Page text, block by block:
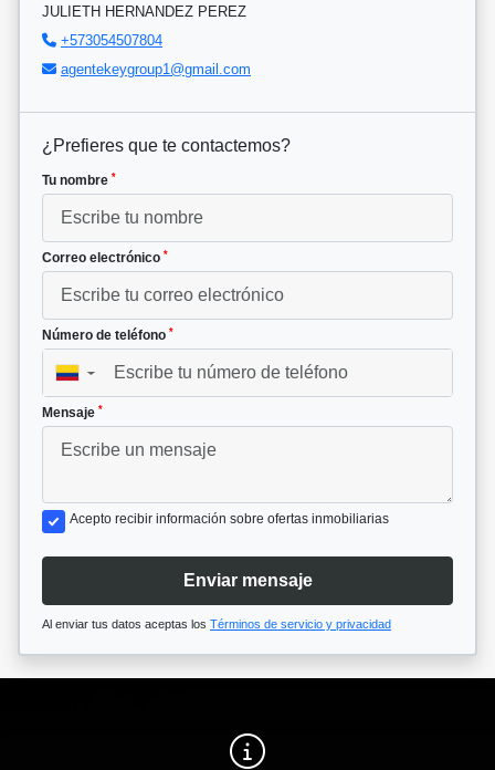
JULIETH HERNANDEZ PEREZ
+573054507804
agentekeygroup1@gmail.com
¿Prefieres que te contactemos?
Tu nombre *
Correo electrónico *
Número de teléfono *
▼
Mensaje *
Acepto recibir información sobre ofertas inmobiliarias
Enviar mensaje
Al enviar tus datos aceptas los Términos de servicio y privacidad